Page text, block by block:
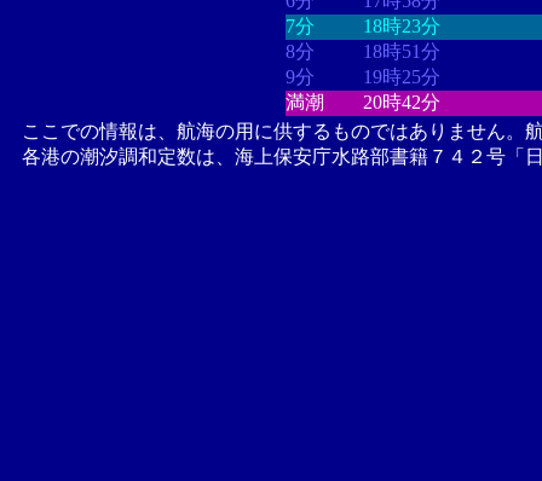
7分
18時23分
8分
18時51分
9分
19時25分
満潮
20時42分
ここでの情報は、航海の用に供するものではありません。
各港の潮汐調和定数は、海上保安庁水路部書籍７４２号「